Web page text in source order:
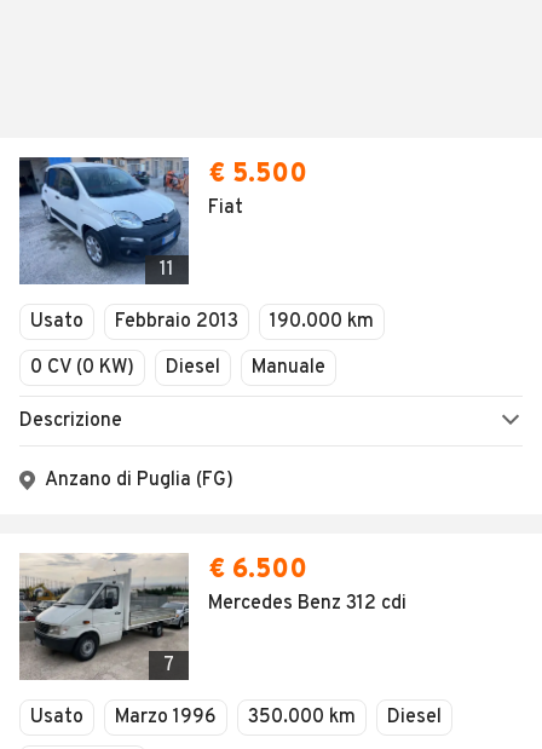
11
€ 5.500
Fiat
Usato Febbraio 2013
190.000 km
0 CV (0 KW)
Diesel Manuale
Descrizione
Anzano di Puglia (FG)
7
€ 6.500
Mercedes Benz 312 cdi
Usato Marzo 1996 350.000 km
Diesel